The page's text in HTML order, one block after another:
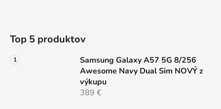
v
k
Top 5 produktov
Samsung Galaxy A57 5G 8/256
Awesome Navy Dual Sim NOVÝ z
výkupu
389 €